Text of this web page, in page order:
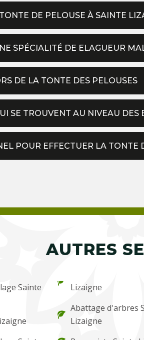
DE PELOUSE À SAINTE
SPÉCIALITÉ DE ELAGUEUR
DE LA TONTE DES PELOUSES
SE TROUVENT AU NIVEAU DES
POUR EFFECTUER LA TONTE
AUTRES
Sainte
Lizaigne
Abattage d'arbres
Lizaigne